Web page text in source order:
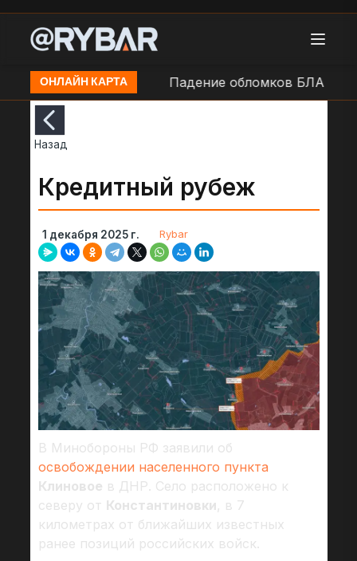
ОНЛАЙН КАРТА
в н.п. Белгород Падение обломков БЛА ВСУ в
Назад
Кредитный рубеж
1 декабря 2025 г. Rybar
В Минобороны РФ заявили об
освобождении населенного пункта
Клиновое в ДНР. Село расположено к
северу от Константиновки, в 7
километрах от ближайших известных
ранее позиций российских войск.